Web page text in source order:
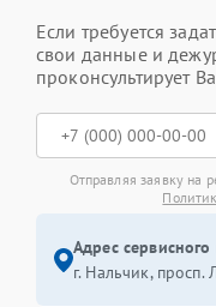
Если требуется
свои данные и
проконсультирует
Отправляя заявку на
Адрес
г. Нальчик, просп.